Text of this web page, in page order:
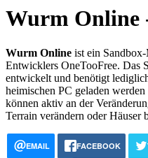
Wurm Online
Wurm Online ist ein
Entwicklers OneTooFree. Das
entwickelt und benötigt
heimischen PC geladen
können aktiv an der
Terrain verändern oder Häuser
EMAIL FACEBOOK